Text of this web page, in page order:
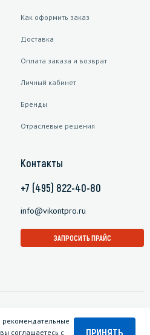
Как оформить заказ
Доставка
Оплата заказа и возврат
Личный кабинет
Бренды
Отраслевые решения
Контакты
+7 (495) 822-40-80
info@vikontpro.ru
ЗАПРОСИТЬ ПРАЙС
соглашаетесь с
ПРИНЯТЬ